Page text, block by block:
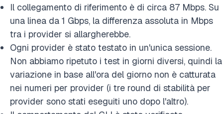
Il collegamento di riferimento è di circa 87 Mbps. Su
una linea da 1 Gbps, la differenza assoluta in Mbps
tra i provider si allargherebbe.
Ogni provider è stato testato in un'unica sessione.
Non abbiamo ripetuto i test in giorni diversi, quindi la
variazione in base all'ora del giorno non è catturata
nei numeri per provider (i tre round di stabilità per
provider sono stati eseguiti uno dopo l'altro).